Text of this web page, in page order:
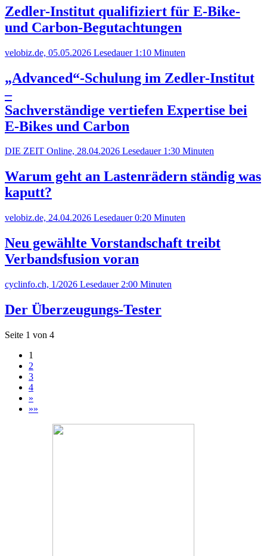
Zedler-Institut qualifiziert für E-Bike-
und Carbon-Begutachtungen
velobiz.de, 05.05.2026 Lesedauer 1:10 Minuten
„Advanced“-Schulung im Zedler-Institut
–
Sachverständige vertiefen Expertise bei
E-Bikes und Carbon
DIE ZEIT Online, 28.04.2026 Lesedauer 1:30 Minuten
Warum geht an Lastenrädern ständig was
kaputt?
velobiz.de, 24.04.2026 Lesedauer 0:20 Minuten
Neu gewählte Vorstandschaft treibt
Verbandsfusion voran
cyclinfo.ch, 1/2026 Lesedauer 2:00 Minuten
Der Überzeugungs-Tester
Seite 1 von 4
1
2
3
4
»
»»